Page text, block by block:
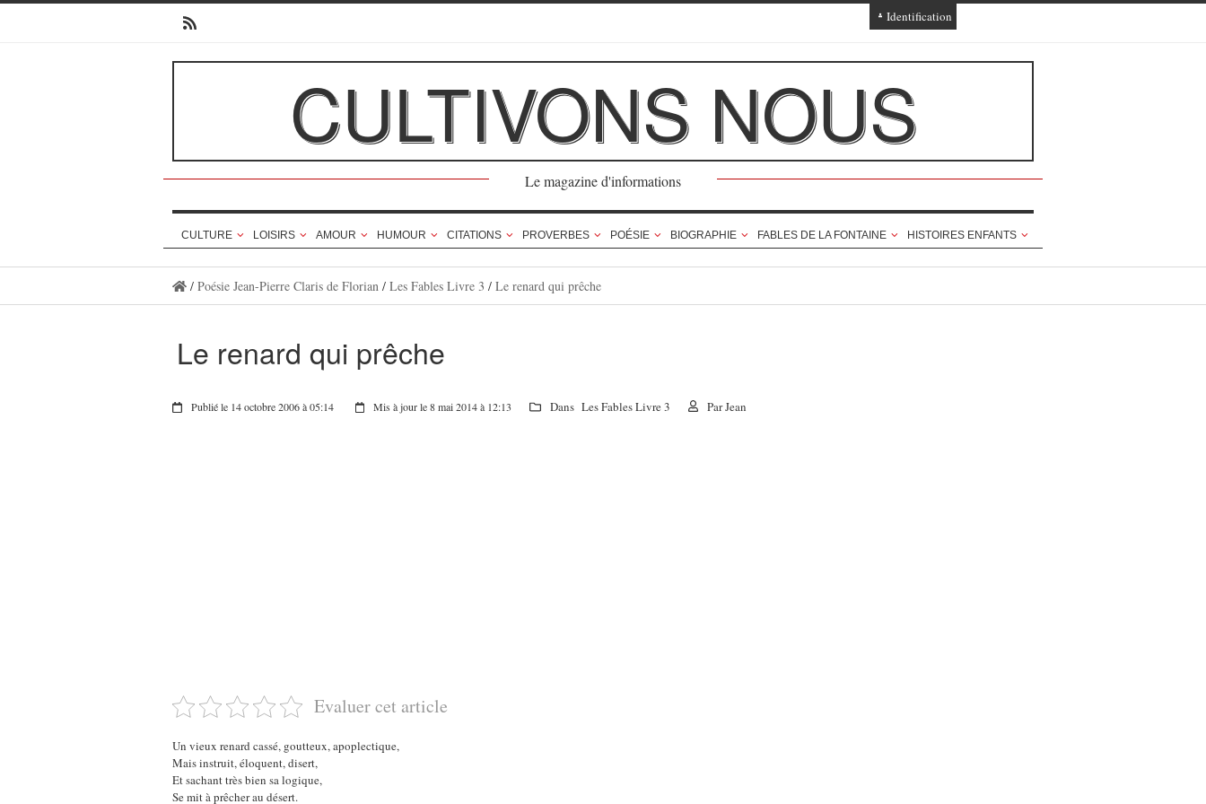
Identification
Ajout texte ou poème
CULTIVONS NOUS
Le magazine d'informations
CULTURE LOISIRS AMOUR HUMOUR CITATIONS PROVERBES POÉSIE BIOGRAPHIE FABLES DE LA FONTAINE HISTOIRES ENFANTS
/ Poésie Jean-Pierre Claris de Florian/ Les Fables Livre 3 / Le renard qui prêche
Le renard qui prêche
Publié le 14 octobre 2006 à 05:14 Mis à jour le 8 mai 2014 à 12:13 Dans Les Fables Livre 3 ParJean
Evaluer cet article
Un vieux renard cassé, goutteux, apoplectique,
Mais instruit, éloquent, disert,
Et sachant très bien sa logique,
Se mit à prêcher au désert.